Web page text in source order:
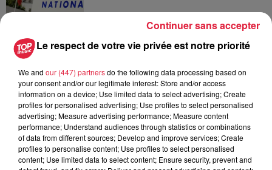
6 août 2026
Au zoo de Mulhouse : rencontre
À découvrir également
Le respect de votre vie privée est notre priorité
We and our (447) partnersdo the following data processing based on
your consent and/or our legitimate interest: Store and/or access
information on a device; Use limited data to select advertising; Create
profiles for personalised advertising; Use profiles to select personalised
advertising; Measure advertising performance; Measure content
performance; Understand audiences through statistics or combinations
of data from different sources; Develop and improve services; Create
profiles to personalise content; Use profiles to select personalised
content; Use limited data to select content; Ensure security, prevent and
Continuer sans accepter